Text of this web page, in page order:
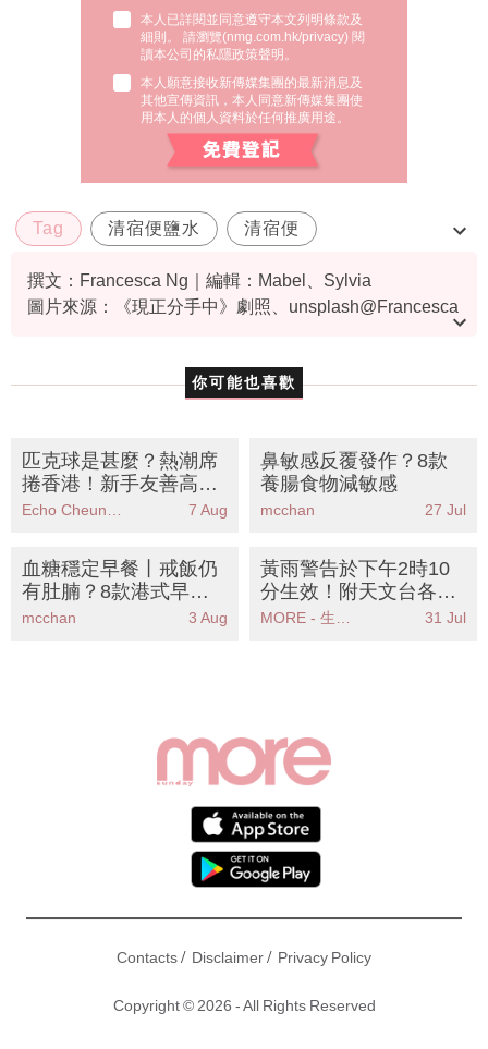
本人已詳閱並同意遵守本文列明條款及
細則。 請瀏覽(nmg.com.hk/privacy) 閱
讀本公司的私隱政策聲明。
本人願意接收新傳媒集團的最新消息及
其他宣傳資訊，本人同意新傳媒集團使
用本人的個人資料於任何推廣用途。
Tag 清宿便鹽水 清宿便
檸檬鹽水做法 宿便
撰文：Francesca Ng｜編輯：Mabel、Sylvia
圖片來源：《現正分手中》劇照、unsplash@Francesca
你可能也喜歡
匹克球是甚麼？熱潮席
捲香港！新手友善高效
燃脂 附匹克球場地、運
7 Aug
鼻敏感反覆發作？8款
養腸食物減敏感
mcchan 27 Jul
血糖穩定早餐丨戒飯仍
有肚腩？8款港式早餐
陷阱
mcchan 3 Aug
黃雨警告於下午2時10
分生效！附天文台各區
雨量分佈圖
MORE - 生活品味 31 Jul
Contacts/ Disclaimer/ Privacy Policy
Copyright © 2026 - All Rights Reserved